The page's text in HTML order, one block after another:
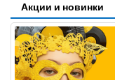
Акции и новинки